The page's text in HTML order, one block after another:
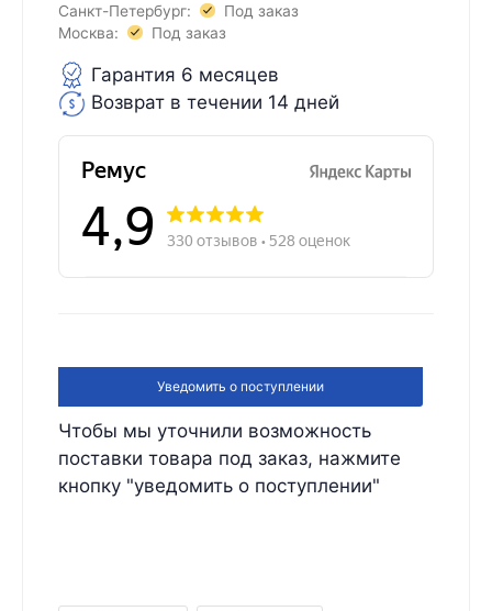
Санкт-Петербург:
Под заказ
Москва:
Под заказ
Гарантия 6 месяцев
Возврат в течении 14 дней
Уведомить о поступлении
Чтобы мы уточнили возможность
поставки товара под заказ, нажмите
кнопку "уведомить о поступлении"